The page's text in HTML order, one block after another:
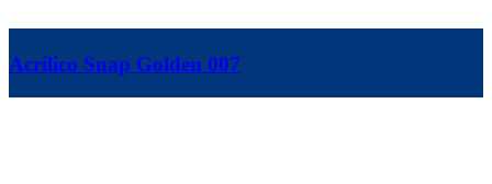
Acrílico Snap Golden 007